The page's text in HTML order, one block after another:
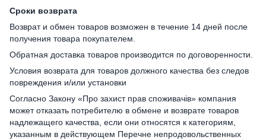
Сроки возврата
Возврат и обмен товаров возможен в течение 14 дней после
получения товара покупателем.
Обратная доставка товаров производится по договоренности.
Условия возврата для товаров должного качества без следов
повреждения и/или установки
Согласно Закону «Про захист прав споживачів» компания
может отказать потребителю в обмене и возврате товаров
надлежащего качества, если они относятся к категориям,
указанным в действующем Перечне непродовольственных